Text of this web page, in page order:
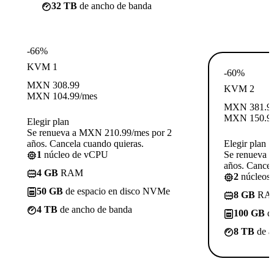
32 TB de ancho de banda
-66%
KVM 1
MXN 308.99
MXN 104.99/mes
Elegir plan
Se renueva a MXN 210.99/mes por 2
años. Cancela cuando quieras.
1 núcleo de vCPU
4 GB RAM
50 GB de espacio en disco NVMe
4 TB de ancho de banda
-60%
KVM 2
MXN
MXN
Elegir plan
Se renueva
años.
2 núcleos
8 GB
100 GB
8 TB de